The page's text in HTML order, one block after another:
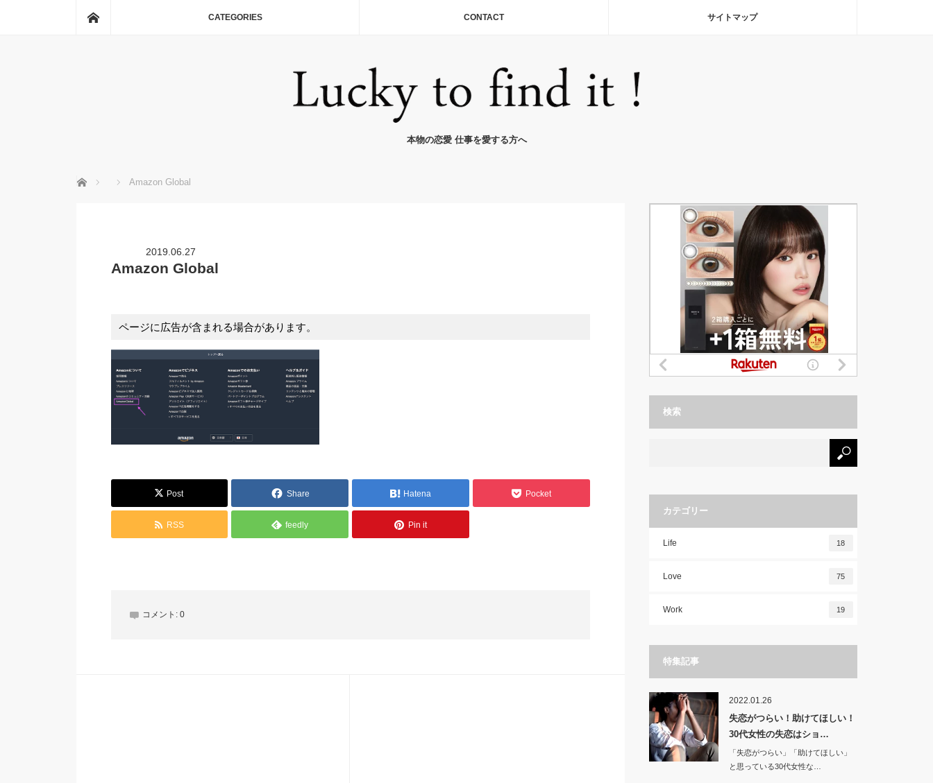
CATEGORIES CONTACT サイトマップ
本物の恋愛 仕事を愛する方へ
ホーム Amazon Global
2019.06.27
Amazon Global
ページに広告が含まれる場合があります。
Post Share Hatena Pocket
RSS feedly Pin it
コメント: 0
検索
カテゴリー
Life 18
Love 75
Work 19
特集記事
2022.01.26
失恋がつらい！助けてほしい！
30代女性の失恋はショ…
「失恋がつらい」「助けてほしい」
と思っている30代女性な…